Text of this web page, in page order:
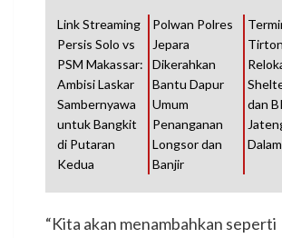
Link Streaming
Persis Solo vs
PSM Makassar:
Ambisi Laskar
Sambernyawa
untuk Bangkit
di Putaran
Kedua
Polwan Polres
Jepara
Dikerahkan
Bantu Dapur
Umum
Penanganan
Longsor dan
Banjir
dan
“Kita akan menambahkan seperti